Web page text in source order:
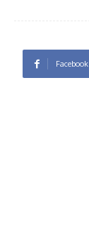
Facebook